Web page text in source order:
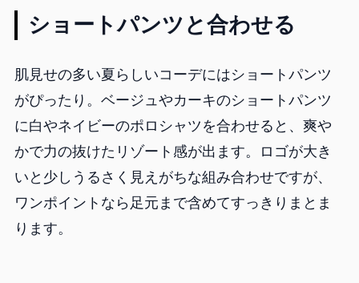
ショートパンツと合わせる
肌見せの多い夏らしいコーデにはショートパンツ
がぴったり。ベージュやカーキのショートパンツ
に白やネイビーのポロシャツを合わせると、爽や
かで力の抜けたリゾート感が出ます。ロゴが大き
いと少しうるさく見えがちな組み合わせですが、
ワンポイントなら足元まで含めてすっきりまとま
ります。